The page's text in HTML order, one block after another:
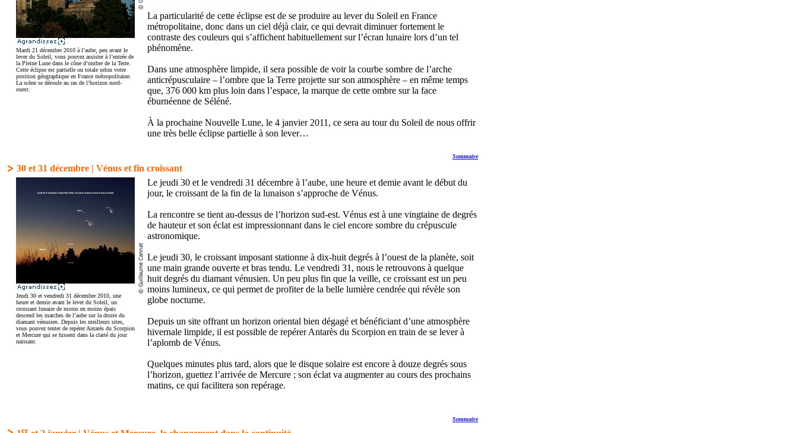
Mardi 21 décembre 2010 à l’aube, peu avant le
lever du Soleil, vous pouvez assister à l’entrée de
la Pleine Lune dans le cône d’ombre de la Terre.
Cette éclipse est partielle ou totale selon votre
position géographique en France métropolitaine.
La scène se déroule au ras de l’horizon nord-
ouest.
La particularité de cette éclipse est de se produire au lever du Soleil en France
métropolitaine, donc dans un ciel déjà clair, ce qui devrait diminuer fortement le
contraste des couleurs qui s’affichent habituellement sur l’écran lunaire lors d’un tel
phénomène.
Dans une atmosphère limpide, il sera possible de voir la courbe sombre de l’arche
anticrépusculaire – l’ombre que la Terre projette sur son atmosphère – en même temps
que, 376 000 km plus loin dans l’espace, la marque de cette ombre sur la face
éburnéenne de Séléné.
À la prochaine Nouvelle Lune, le 4 janvier 2011, ce sera au tour du Soleil de nous offrir
une très belle éclipse partielle à son lever…
Sommaire
30 et 31 décembre | Vénus et fin croissant
Jeudi 30 et vendredi 31 décembre 2010, une
heure et demie avant le lever du Soleil, un
croissant lunaire de moins en moins épais
descend les marches de l’aube sur la droite du
diamant vénusien. Depuis les meilleurs sites,
vous pouvez tenter de repérer Antarès du Scorpion
et Mercure qui se hissent dans la clarté du jour
naissant.
Le jeudi 30 et le vendredi 31 décembre à l’aube, une heure et demie avant le début du
jour, le croissant de la fin de la lunaison s’approche de Vénus.
La rencontre se tient au-dessus de l’horizon sud-est. Vénus est à une vingtaine de degrés
de hauteur et son éclat est impressionnant dans le ciel encore sombre du crépuscule
astronomique.
Le jeudi 30, le croissant imposant stationne à dix-huit degrés à l’ouest de la planète, soit
une main grande ouverte et bras tendu. Le vendredi 31, nous le retrouvons à quelque
huit degrés du diamant vénusien. Un peu plus fin que la veille, ce croissant est un peu
moins lumineux, ce qui permet de profiter de la belle lumière cendrée qui révèle son
globe nocturne.
Depuis un site offrant un horizon oriental bien dégagé et bénéficiant d’une atmosphère
hivernale limpide, il est possible de repérer Antarès du Scorpion en train de se lever à
l’aplomb de Vénus.
Quelques minutes plus tard, alors que le disque solaire est encore à douze degrés sous
l’horizon, guettez l’arrivée de Mercure ; son éclat va augmenter au cours des prochains
matins, ce qui facilitera son repérage.
Sommaire
er